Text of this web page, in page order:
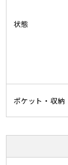
状態
ポケット・収納